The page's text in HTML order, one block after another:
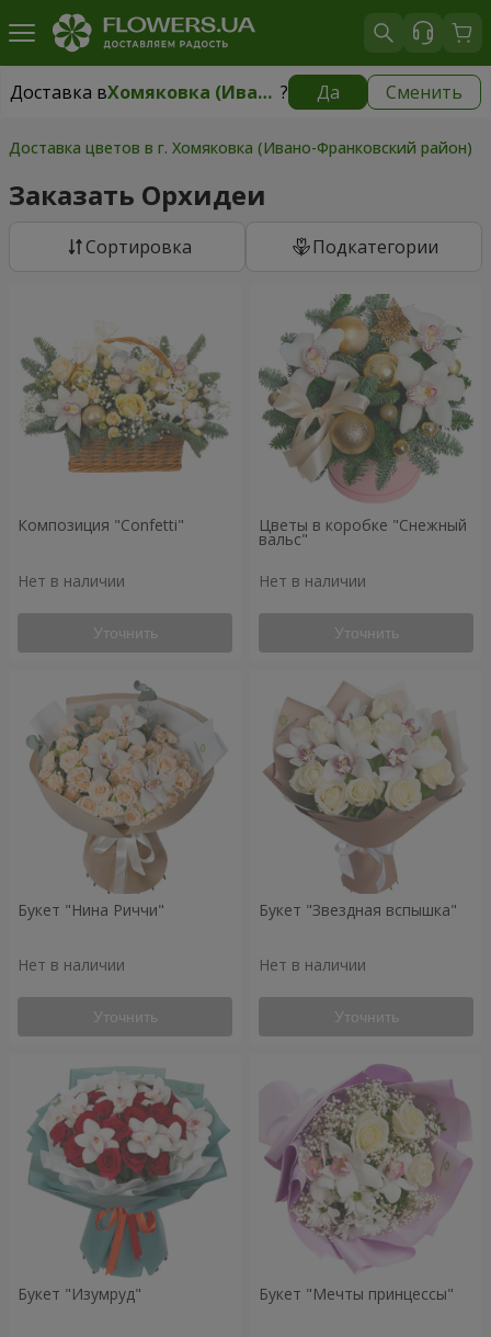
Доставка в Хомяковка (Ивано-Франковский район) ? Да Сменить
Доставка в |бесплатно
Доставка цветов в г. Хомяковка (Ивано-Франковский район)
Заказать Орхидеи
Cортировка Подкатегории
Композиция "Confetti"
Нет в наличии
Уточнить
Цветы в коробке "Снежный
вальс"
Нет в наличии
Уточнить
Букет "Нина Риччи"
Нет в наличии
Уточнить
Букет "Звездная вспышка"
Нет в наличии
Уточнить
Букет "Изумруд" Букет "Мечты принцессы"